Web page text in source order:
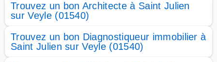
Trouvez un bon Architecte à Saint Julien
sur Veyle (01540)
Trouvez un bon Diagnostiqueur immobilier à
Saint Julien sur Veyle (01540)